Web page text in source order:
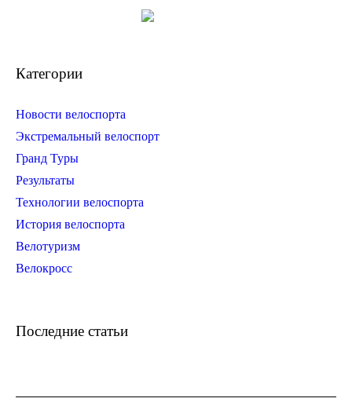
Категории
Новости велоспорта
Экстремальный велоспорт
Гранд Туры
Результаты
Технологии велоспорта
История велоспорта
Велотуризм
Велокросс
Последние статьи